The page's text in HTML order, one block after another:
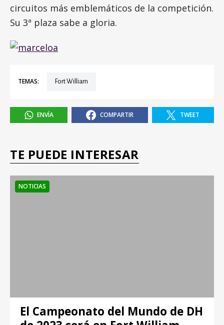
circuitos más emblemáticos de la competición.
Su 3ª plaza sabe a gloria.
TEMAS: Fort William
ENVÍA COMPARTIR TWEET
TE PUEDE INTERESAR
NOTICIAS
El Campeonato del Mundo de DH